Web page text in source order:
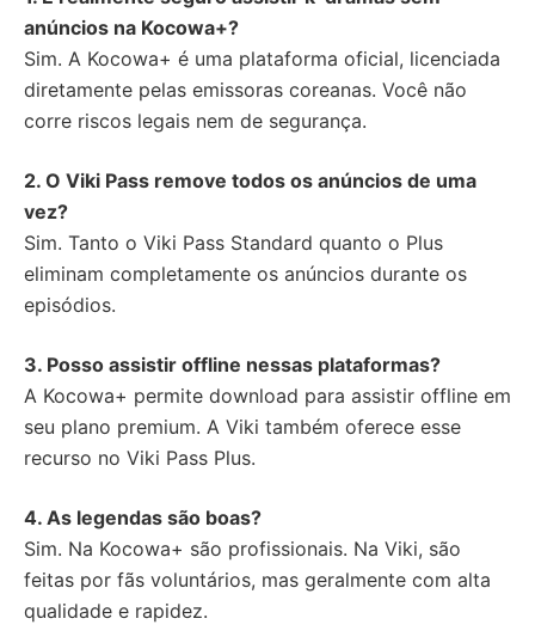
anúncios na Kocowa+?
Sim. A Kocowa+ é uma plataforma oficial, licenciada
diretamente pelas emissoras coreanas. Você não
corre riscos legais nem de segurança.
2. O Viki Pass remove todos os anúncios de uma
vez?
Sim. Tanto o Viki Pass Standard quanto o Plus
eliminam completamente os anúncios durante os
episódios.
3. Posso assistir offline nessas plataformas?
A Kocowa+ permite download para assistir offline em
seu plano premium. A Viki também oferece esse
recurso no Viki Pass Plus.
4. As legendas são boas?
Sim. Na Kocowa+ são profissionais. Na Viki, são
feitas por fãs voluntários, mas geralmente com alta
qualidade e rapidez.